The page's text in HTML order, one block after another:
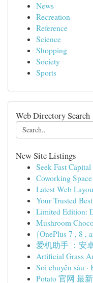
News
Recreation
Reference
Science
Shopping
Society
Sports
Web Directory Search
New Site Listings
Seek Fast
Coworking
Latest Web
Your Trusted
Limited Edition:
Mushroom
{OnePlus 7 , 8 ,
爱机助手 ：安
Artificial Grass
Soi chuyên sâu
Potato 官网 最新